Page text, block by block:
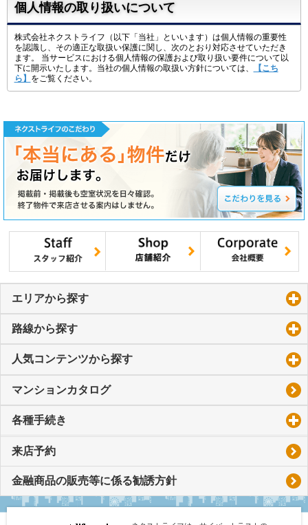
個人情報の取り扱いについて
株式会社ネクストライフ（以下「当社」といいます）は個人情報の重要性
を認識し、その適正な取扱い保護に関し、次のとおり対応させていただき
ます。 当サービスにおける個人情報の保護および取り扱い要件について以
下に開示いたします。当社の個人情報の取扱い方針については、
【こち
ら】
をご覧ください。
エリアから探す
路線から探す
人気コンテンツから探す
マンションカタログ
各種手続き
来店予約
金融商品の販売等に係る勧誘方針